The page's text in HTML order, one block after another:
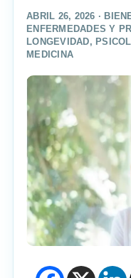
ABRIL 26, 2026 ·
ENFERMEDADES Y
LONGEVIDAD,
MEDICINA